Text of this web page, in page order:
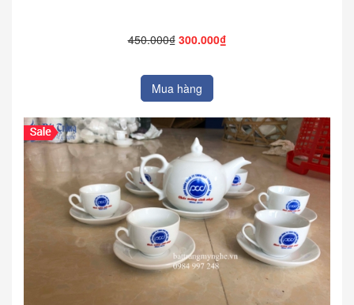
450.000₫ 300.000₫
Mua hàng